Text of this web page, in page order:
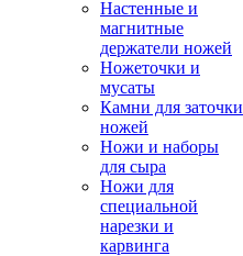
Настенные и
магнитные
держатели ножей
Ножеточки и
мусаты
Камни для заточки
ножей
Ножи и наборы
для сыра
Ножи для
специальной
нарезки и
карвинга